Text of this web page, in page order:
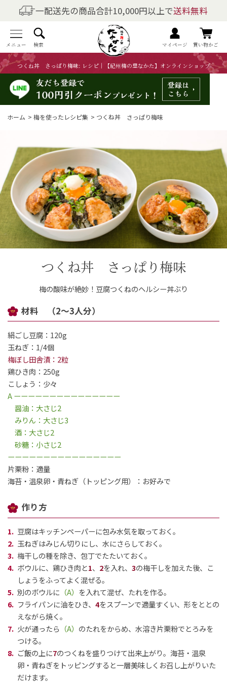
一配送先の商品合計10,000円以上で送料無料
メニュー 検索 マイページ 買い物かご
つくね丼 さっぱり梅味: レシピ｜【紀州梅の里なかた】オンラインショップ
商品を探す
全商品一覧
梅干しの商品一覧
梅酒の商品一覧
メニュー
トップページ
マイページ
ご案内
配送について
【営業時間】8:30～17:30
休業日：日曜・祝日／土曜は不定休
お問い合わせフォームはこちら
ホーム >梅を使ったレシピ集 > つくね丼 さっぱり梅味
つくね丼 さっぱり梅味
梅の酸味が絶妙！豆腐つくねのヘルシー丼ぶり
材料 （2～3人分）
絹ごし豆腐：120g
玉ねぎ：1/4個
梅ぼし田舎漬：2粒
鶏ひき肉：250g
こしょう：少々
A ーーーーーーーーーーーーーーー
醤油：大さじ2
みりん：大さじ3
酒：大さじ2
砂糖：小さじ2
ーーーーーーーーーーーーーーーー
片栗粉：適量
海苔・温泉卵・青ねぎ（トッピング用）：お好みで
作り方
豆腐はキッチンペーパーに包み水気を取っておく。
玉ねぎはみじん切りにし、水にさらしておく。
梅干しの種を除き、包丁でたたいておく。
ボウルに、鶏ひき肉と1、 2を入れ、 3の梅干しを加えた後、こ
しょうをふってよく混ぜる。
別のボウルに （A） を入れて混ぜ、たれを作る。
フライパンに油をひき、 4をスプーンで適量すくい、形をととの
えながら焼く。
火が通ったら （A） のたれをからめ、水溶き片栗粉でとろみを
つける。
ご飯の上に7のつくねを盛りつけて出来上がり。海苔・温泉
卵・青ねぎをトッピングすると一層美味しくお召し上がりいた
だけます。